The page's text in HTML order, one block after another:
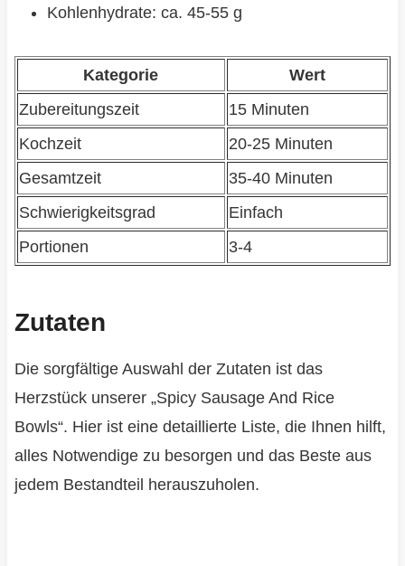
Kohlenhydrate: ca. 45-55 g
Kategorie
Wert
Zubereitungszeit
15 Minuten
Kochzeit
20-25 Minuten
Gesamtzeit
35-40 Minuten
Schwierigkeitsgrad
Einfach
Portionen
3-4
Zutaten
Die sorgfältige Auswahl der Zutaten ist das
Herzstück unserer „Spicy Sausage And Rice
Bowls“. Hier ist eine detaillierte Liste, die Ihnen hilft,
alles Notwendige zu besorgen und das Beste aus
jedem Bestandteil herauszuholen.